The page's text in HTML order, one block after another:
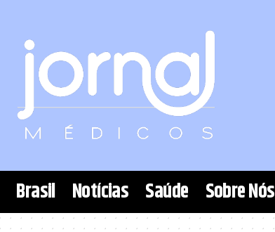
Brasil Notícias Saúde Sobre Nós